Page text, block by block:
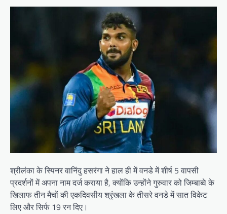
श्रीलंका के स्पिनर वानिंदु हसरंगा ने हाल ही में वनडे में शीर्ष 5 वापसी
प्रदर्शनों में अपना नाम दर्ज कराया है, क्योंकि उन्होंने गुरुवार को जिम्बाब्वे के
खिलाफ तीन मैचों की एकदिवसीय श्रृंखला के तीसरे वनडे में सात विकेट
लिए और सिर्फ 19 रन दिए।